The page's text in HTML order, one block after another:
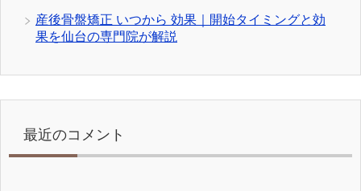
産後骨盤矯正 いつから 効果｜開始タイミングと効
果を仙台の専門院が解説
最近のコメント